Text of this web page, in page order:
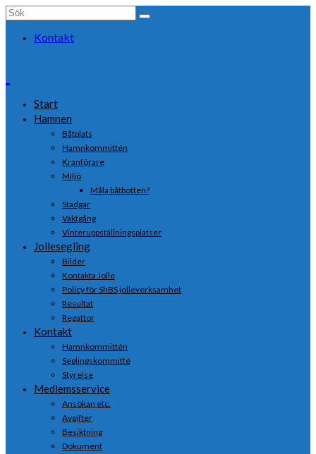
Search
Kontakt
Start
Hamnen
Båtplats
Hamnkommittén
Kranförare
Miljö
Måla båtbotten?
Stadgar
Vaktgång
Vinteruppställningsplatser
Jollesegling
Bilder
Kontakta Jolle
Policy för ShBS jolleverksamhet
Resultat
Regattor
Kontakt
Hamnkommittén
Seglingskommitté
Styrelse
Medlemsservice
Ansökan etc.
Avgifter
Besiktning
Dokument